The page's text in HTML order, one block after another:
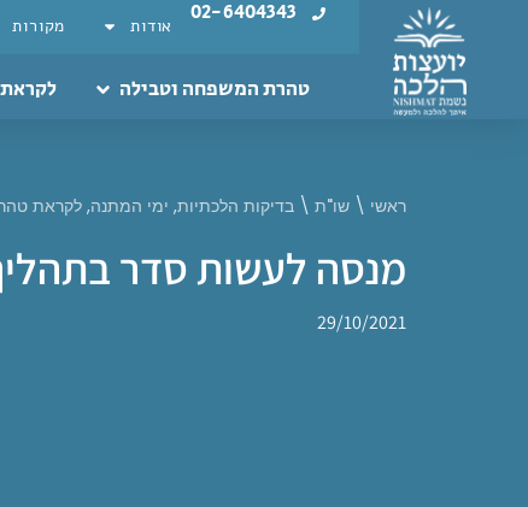
02-6404343 אודות מקורות
טהרת המשפחה וטבילה
ראשי \ שו"ת\ בדיקות הלכתיות, ימי המתנה, לקראת
מנסה לעשות סדר
29/10/2021